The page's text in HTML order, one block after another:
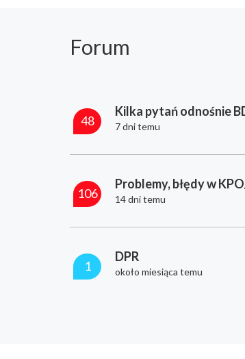
Forum
48
Kilka pytań odnośnie
7 dni temu
106
Problemy, błędy w
14 dni temu
1
DPR
około miesiąca temu